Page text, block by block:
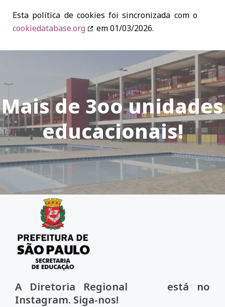
Esta política de cookies foi sincronizada com o
cookiedatabase.org
em 01/03/2026.
Mais de 3oo unidades
educacionais!
A Diretoria Regional está no
Instagram. Siga-nos!